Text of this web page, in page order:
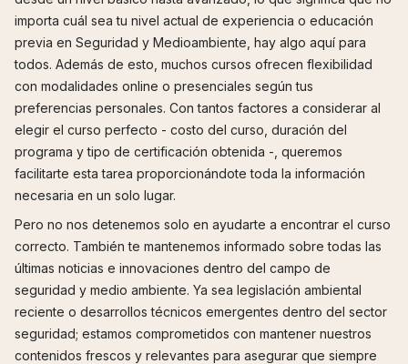
importa cuál sea tu nivel actual de experiencia o educación
previa en Seguridad y Medioambiente, hay algo aquí para
todos. Además de esto, muchos cursos ofrecen flexibilidad
con modalidades online o presenciales según tus
preferencias personales. Con tantos factores a considerar al
elegir el curso perfecto - costo del curso, duración del
programa y tipo de certificación obtenida -, queremos
facilitarte esta tarea proporcionándote toda la información
necesaria en un solo lugar.
Pero no nos detenemos solo en ayudarte a encontrar el curso
correcto. También te mantenemos informado sobre todas las
últimas noticias e innovaciones dentro del campo de
seguridad y medio ambiente. Ya sea legislación ambiental
reciente o desarrollos técnicos emergentes dentro del sector
seguridad; estamos comprometidos con mantener nuestros
contenidos frescos y relevantes para asegurar que siempre